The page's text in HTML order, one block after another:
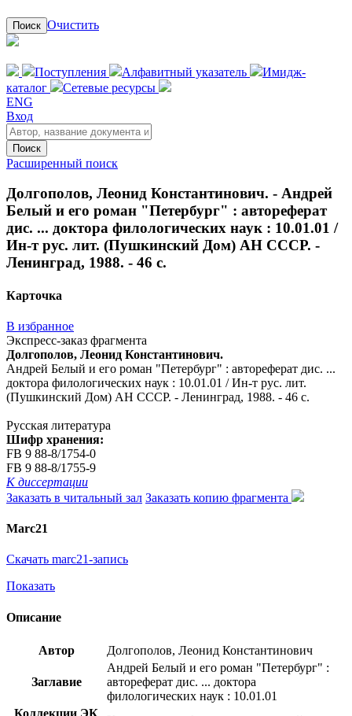
Поиск Очистить
Поступления Алфавитный указатель
Имидж-
каталог
Сетевые ресурсы
ENG
Вход
Поиск
Расширенный поиск
Долгополов, Леонид Константинович. - Андрей
Белый и его роман "Петербург" : автореферат
дис. ... доктора филологических наук : 10.01.01 /
Ин-т рус. лит. (Пушкинский Дом) АН СССР. -
Ленинград, 1988. - 46 с.
Карточка
В избранное
Экспресс-заказ фрагмента
Долгополов, Леонид Константинович.
Андрей Белый и его роман "Петербург" : автореферат дис. ...
доктора филологических наук : 10.01.01 / Ин-т рус. лит.
(Пушкинский Дом) АН СССР. - Ленинград, 1988. - 46 с.
Русская литература
Шифр хранения:
FB 9 88-8/1754-0
FB 9 88-8/1755-9
К диссертации
Заказать в читальный зал Заказать копию фрагмента
Marc21
Скачать marc21-запись
Показать
Описание
Автор Долгополов, Леонид Константинович
Заглавие
Андрей Белый и его роман "Петербург" :
автореферат дис. ... доктора
филологических наук : 10.01.01
Коллекции ЭК